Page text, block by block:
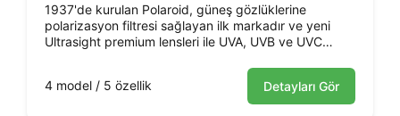
1937'de kurulan Polaroid, güneş gözlüklerine
polarizasyon filtresi sağlayan ilk markadır ve yeni
Ultrasight premium lensleri ile UVA, UVB ve UVC
4 model / 5 özellik
Detayları Gör